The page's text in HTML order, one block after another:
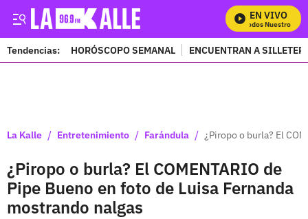
EN VIVO
Mira Todos Nuestros
Tendencias: HORÓSCOPO SEMANAL ENCUENTRAN A
La Kalle / Entretenimiento / Farándula / ¿Piropo o burla? El
¿Piropo o burla? El COMENTARIO de
Pipe Bueno en foto de Luisa Fernanda
mostrando nalgas